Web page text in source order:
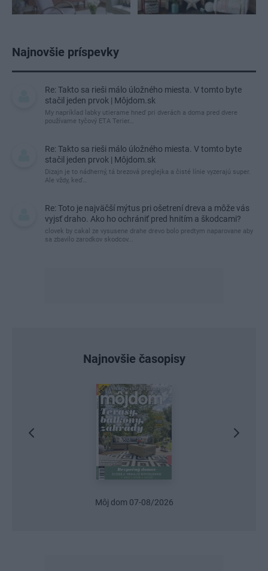
Najnovšie príspevky
Re: Takto sa rieši málo úložného miesta. V tomto byte
stačil jeden prvok | Môjdom.sk
My napríklad labky utierame hneď pri dverách a doma pred dvere
používame tyčový ETA Terier…
Re: Takto sa rieši málo úložného miesta. V tomto byte
stačil jeden prvok | Môjdom.sk
Dizajn je to nádherný, tá brezová preglejka a čisté línie vyzerajú super.
Ale vždy, keď…
Re: Toto je najväčší mýtus pri ošetrení dreva a môže vás
vyjsť draho. Ako ho ochrániť pred hnitím a škodcami?
clovek by cakal ze vysusene drahe drevo bolo predtym naparovane aby
sa zbavilo zarodkov skodcov...
Najnovšie časopisy
Môj dom 07-08/2026